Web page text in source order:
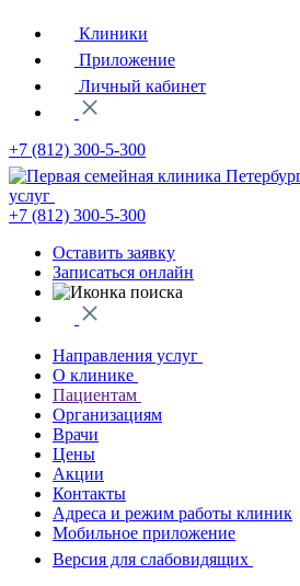
Клиники
Приложение
Личный кабинет
+7 (812) 300-5-300
услуг
+7 (812) 300-5-300
Оставить заявку
Записаться онлайн
Направления услуг
О клинике
Пациентам
Организациям
Врачи
Цены
Акции
Контакты
Адреса и режим работы клиник
Мобильное приложение
Версия для слабовидящих